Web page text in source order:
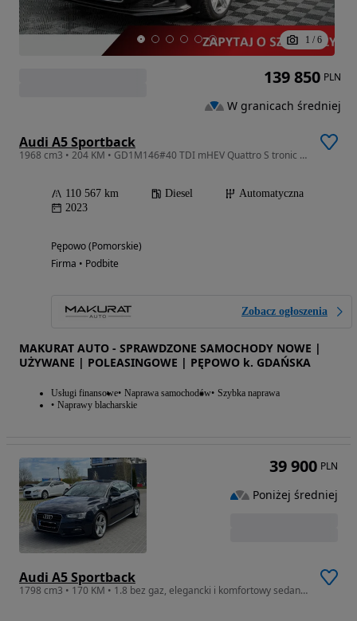
1 / 6
Audi A5 Sportback
1968 cm3 • 204 KM • GD1M146#40 TDI mHEV Quattro S tronic Podgrz.f HAK Salon PL VAT23%
110 567 km Diesel
Automatyczna
2023
Pępowo (Pomorskie)
Firma • Podbite
Zobacz ogłoszenia
MAKURAT AUTO - SPRAWDZONE SAMOCHODY NOWE |
UŻYWANE | POLEASINGOWE | PĘPOWO k. GDAŃSKA
Usługi finansowe Naprawa samochodów Szybka naprawa
Naprawy blacharskie
139 850 PLN
W granicach średniej
Audi A5 Sportback
1798 cm3 • 170 KM • 1.8 bez gaz, elegancki i komfortowy sedan. OKAZJA!
39 900 PLN
Poniżej średniej